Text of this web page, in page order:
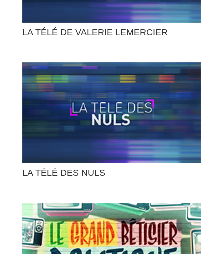
LA TÉLÉ DE VALERIE LEMERCIER
LA TÉLÉ DES NULS